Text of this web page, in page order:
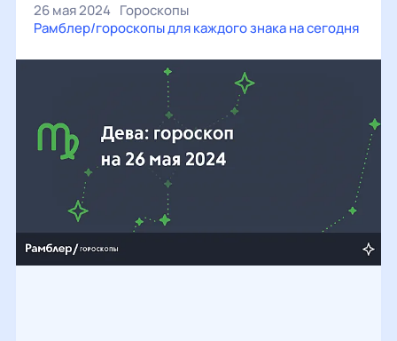
26 мая 2024 Гороскопы
Рамблер/гороскопы для каждого знака на сегодня